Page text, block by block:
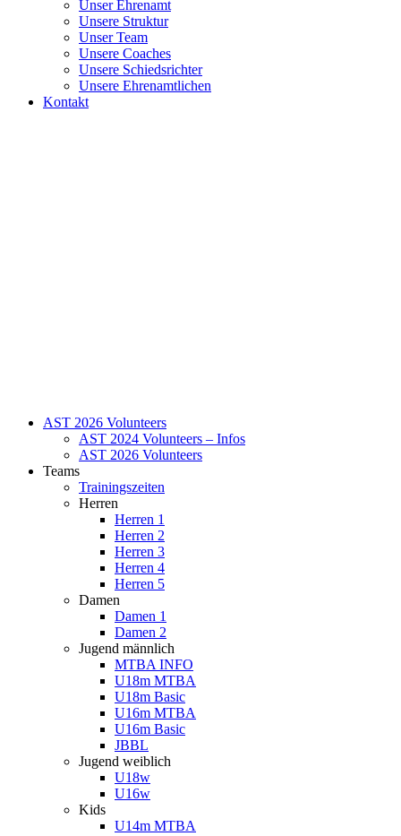
Unser Ehrenamt
Unsere Struktur
Unser Team
Unsere Coaches
Unsere Schiedsrichter
Unsere Ehrenamtlichen
Kontakt
AST 2026 Volunteers
AST 2024 Volunteers – Infos
AST 2026 Volunteers
Teams
Trainingszeiten
Herren
Herren 1
Herren 2
Herren 3
Herren 4
Herren 5
Damen
Damen 1
Damen 2
Jugend männlich
MTBA INFO
U18m MTBA
U18m Basic
U16m MTBA
U16m Basic
JBBL
Jugend weiblich
U18w
U16w
Kids
U14m MTBA